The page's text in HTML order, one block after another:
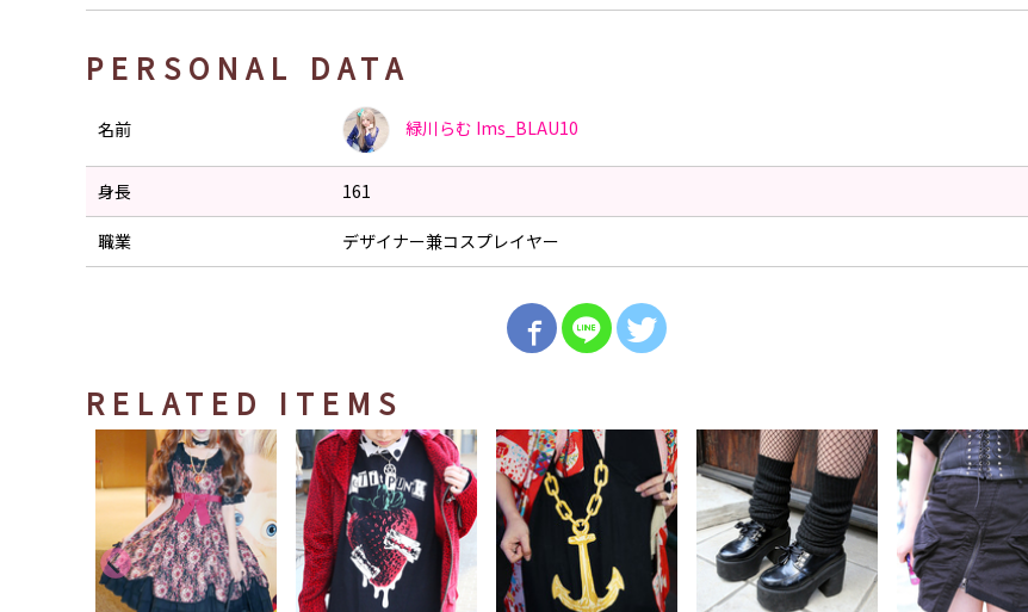
PERSONAL DATA
名前 緑川らむ Ims_BLAU10
身長 161
職業 デザイナー兼コスプレイヤー
RELATED ITEMS